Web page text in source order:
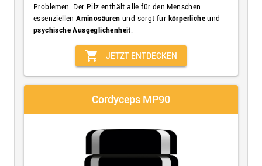
Problemen. Der Pilz enthält alle für den Menschen
essenziellenAminosäurenund sorgt für körperlicheund
psychische Ausgeglichenheit
shopping_cart JETZT ENTDECKEN
Cordyceps MP90